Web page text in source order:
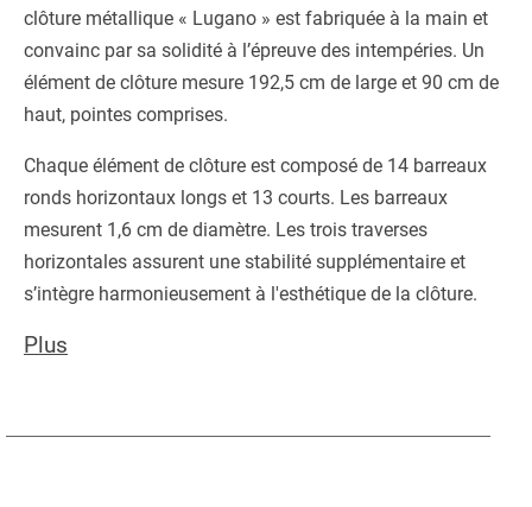
clôture métallique « Lugano » est fabriquée à la main et
convainc par sa solidité à l’épreuve des intempéries. Un
élément de clôture mesure 192,5 cm de large et 90 cm de
haut, pointes comprises.
Chaque élément de clôture est composé de 14 barreaux
ronds horizontaux longs et 13 courts. Les barreaux
mesurent 1,6 cm de diamètre. Les trois traverses
horizontales assurent une stabilité supplémentaire et
s’intègre harmonieusement à l'esthétique de la clôture.
Plus